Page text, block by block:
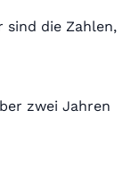
sind die Zahlen,
zwei Jahren